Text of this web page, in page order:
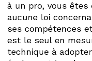
à un pro, vous êtes
aucune loi
ses compétences
est le seul en
technique à